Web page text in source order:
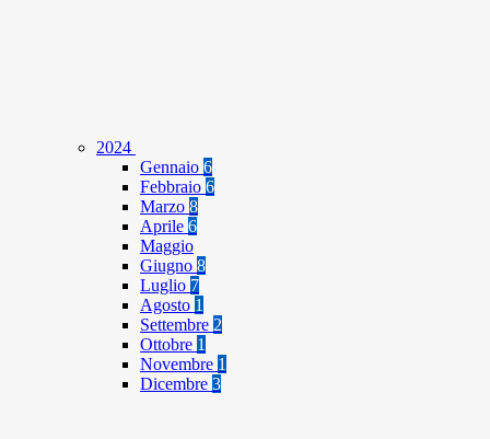
2024
Gennaio 6
Febbraio 6
Marzo 8
Aprile 6
Maggio
Giugno 8
Luglio 7
Agosto 1
Settembre 2
Ottobre 1
Novembre 1
Dicembre 3